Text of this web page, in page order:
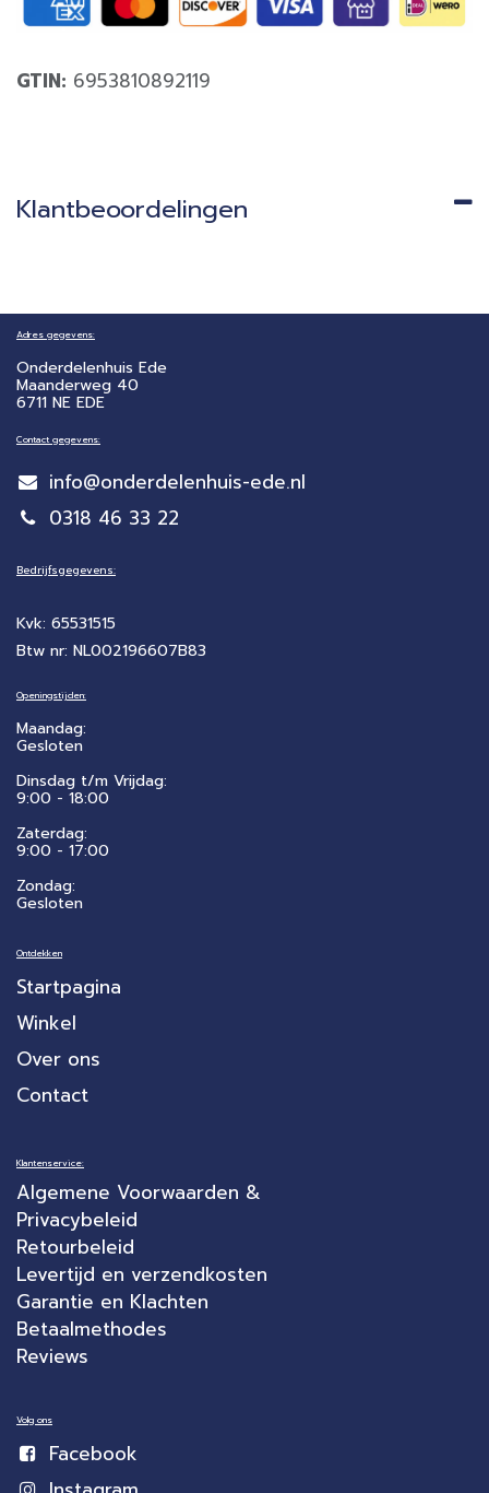
GTIN: 6953810892119
Klantbeoordelingen
Adres gegevens:
Onderdelenhuis Ede
Maanderweg 40
6711 NE EDE
Contact gegevens:
info@onderdelenhuis-ede.nl
0318 46 33 22
Bedrijfsgegevens:
Kvk: 65531515
Btw nr: NL002196607B83
Openingstijden:
Maandag:
Gesloten
Dinsdag t/m Vrijdag:
9:00 - 18:00
Zaterdag:
​9:00 - 17:00
Zondag:
Gesloten
Ontdekken
Startpagina
Winkel
Over ons
Contact
Klantenservice:
Algemene Voorwaarden &
Privacybeleid
Retourbeleid
Levertijd en verzendkosten
Garantie en Klachten
Betaalmethodes
Reviews
Volg ons
Facebook